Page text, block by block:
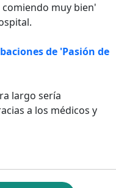
muy bien'
de 'Pasión de
largo sería
a los médicos y